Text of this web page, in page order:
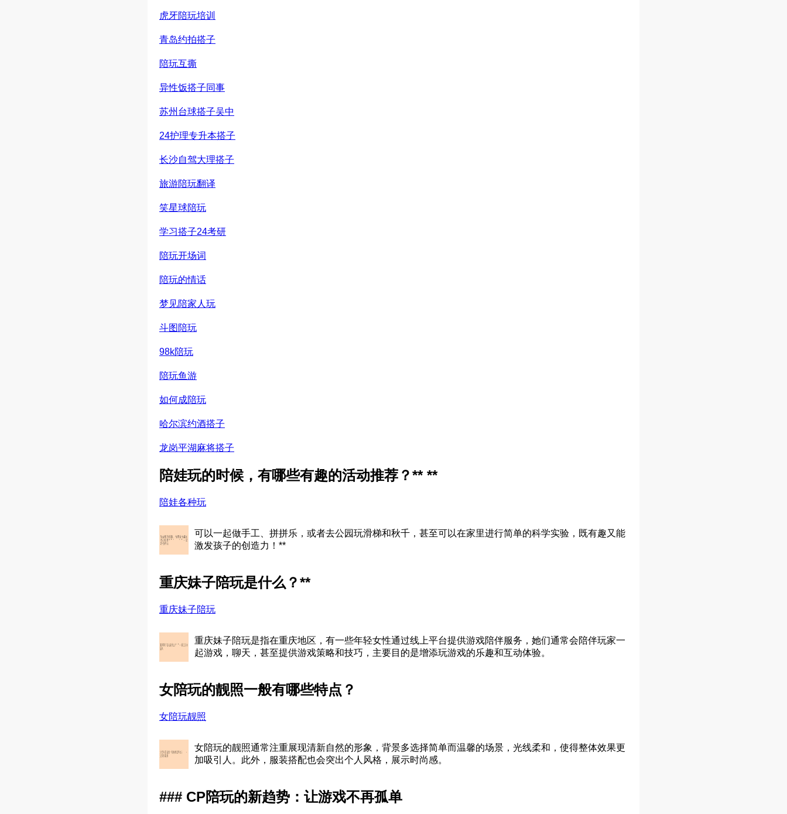
虎牙陪玩培训
青岛约拍搭子
陪玩互撕
异性饭搭子同事
苏州台球搭子吴中
24护理专升本搭子
长沙自驾大理搭子
旅游陪玩翻译
笑星球陪玩
学习搭子24考研
陪玩开场词
陪玩的情话
梦见陪家人玩
斗图陪玩
98k陪玩
陪玩鱼游
如何成陪玩
哈尔滨约酒搭子
龙岗平湖麻将搭子
陪娃玩的时候，有哪些有趣的活动推荐？** **
陪娃各种玩
可以一起做手工、拼拼乐，或者去公园玩滑梯和秋千，甚至可以在家里进行简单的科学实验，既有趣又能
激发孩子的创造力！**
重庆妹子陪玩是什么？**
重庆妹子陪玩
重庆妹子陪玩是指在重庆地区，有一些年轻女性通过线上平台提供游戏陪伴服务，她们通常会陪伴玩家一
起游戏，聊天，甚至提供游戏策略和技巧，主要目的是增添玩游戏的乐趣和互动体验。
女陪玩的靓照一般有哪些特点？
女陪玩靓照
女陪玩的靓照通常注重展现清新自然的形象，背景多选择简单而温馨的场景，光线柔和，使得整体效果更
加吸引人。此外，服装搭配也会突出个人风格，展示时尚感。
### CP陪玩的新趋势：让游戏不再孤单